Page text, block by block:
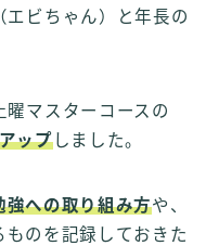
ビちゃん）と年長の
マスターコースの
ップしました。
強への取り組み方や、
ものを記録しておきた